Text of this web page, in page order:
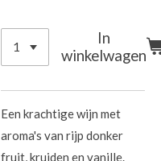
In
winkelwagen
Een krachtige wijn met
aroma's van rijp donker
fruit, kruiden en vanille.